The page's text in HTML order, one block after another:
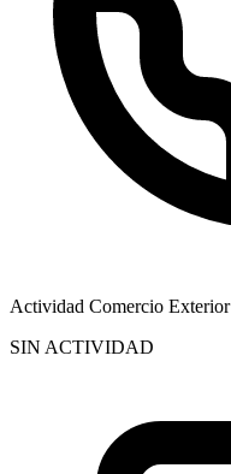
Actividad Comercio Exterior
SIN ACTIVIDAD